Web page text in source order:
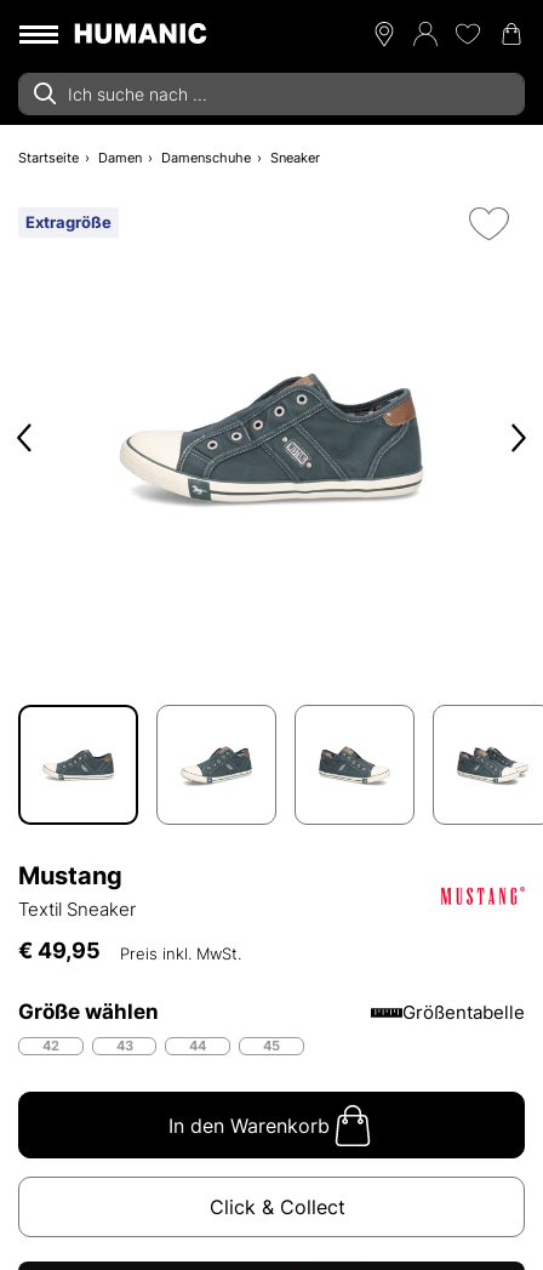
Startseite Damen Damenschuhe Sneaker
Extragröße
Mustang
Textil Sneaker
€ 49,95 Preis inkl. MwSt.
Größe wählen Größentabelle
42 43 44 45
In den Warenkorb
Click & Collect